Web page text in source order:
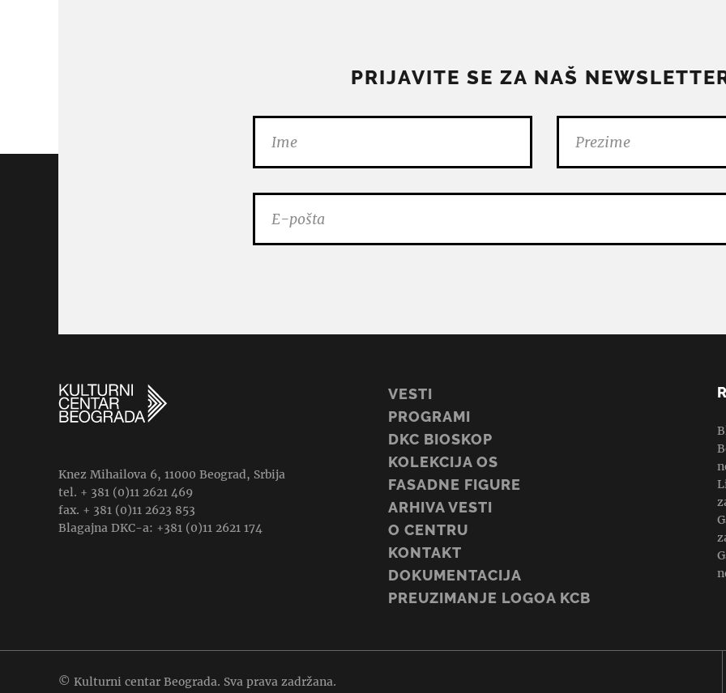
PRIJAVITE SE ZA NAŠ
Knez Mihailova 6, 11000 Beograd, Srbija
tel. + 381 (0)11 2621 469
fax. + 381 (0)11 2623 853
Blagajna DKC-a: +381 (0)11 2621 174
VESTI
PROGRAMI
DKC BIOSKOP
KOLEKCIJA OS
FASADNE FIGURE
ARHIVA VESTI
O CENTRU
KONTAKT
DOKUMENTACIJA
PREUZIMANJE LOGOA KCB
© Kulturni centar Beograda. Sva prava zadržana.